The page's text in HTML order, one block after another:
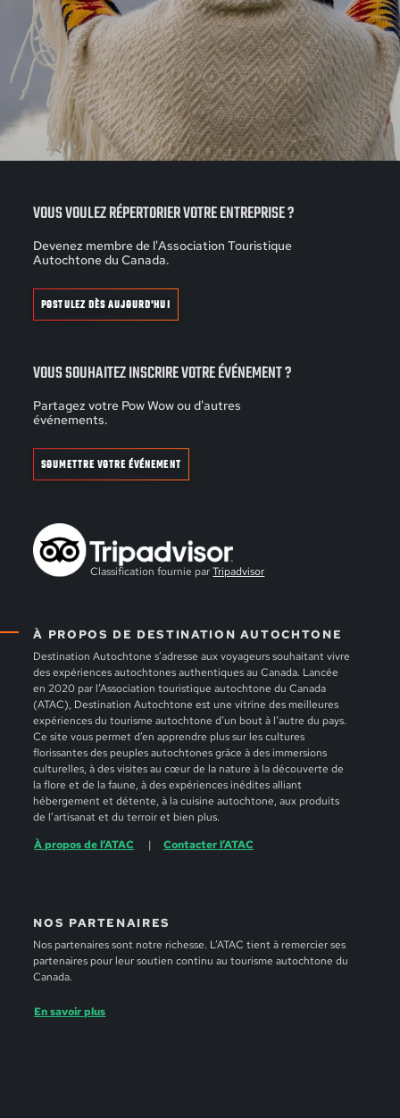
À PROPOS DE DESTINATION AUTOCHTONE
Destination Autochtone s’adresse aux voyageurs souhaitant vivre
des expériences autochtones authentiques au Canada. Lancée
en 2020 par l’Association touristique autochtone du Canada
(ATAC), Destination Autochtone est une vitrine des meilleures
expériences du tourisme autochtone d’un bout à l’autre du pays.
Ce site vous permet d’en apprendre plus sur les cultures
florissantes des peuples autochtones grâce à des immersions
culturelles, à des visites au cœur de la nature à la découverte de
la flore et de la faune, à des expériences inédites alliant
hébergement et détente, à la cuisine autochtone, aux produits
de l’artisanat et du terroir et bien plus.
À propos de l’ATAC
Contacter l’ATAC
NOS PARTENAIRES
Nos partenaires sont notre richesse. L’ATAC tient à remercier ses
partenaires pour leur soutien continu au tourisme autochtone du
Canada.
En savoir plus
VOUS VOULEZ RÉPERTORIER VOTRE ENTREPRISE ?
Devenez membre de l'Association Touristique
Autochtone du Canada.
POSTULEZ DÈS AUJOURD'HUI
VOUS SOUHAITEZ INSCRIRE VOTRE ÉVÉNEMENT ?
Partagez votre Pow Wow ou d'autres
événements.
SOUMETTRE VOTRE ÉVÉNEMENT
Classification fournie parTripadvisor